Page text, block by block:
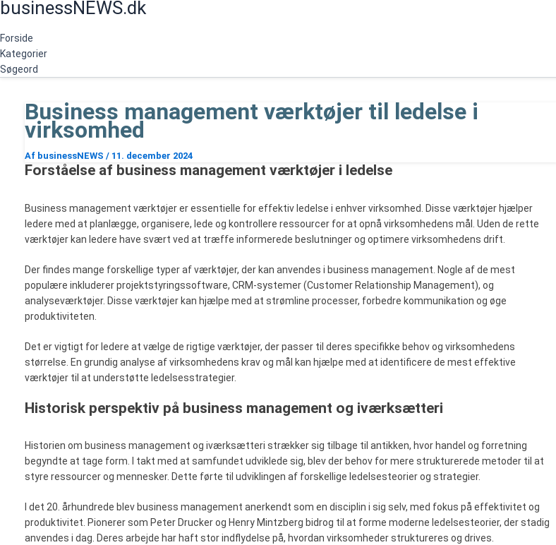
Gå
indholdet
businessNEWS.dk
Forside
Kategorier
Søgeord
Business management værktøjer til ledelse i
virksomhed
Af businessNEWS / 11. december 2024
Forståelse af business management værktøjer i ledelse
Business management værktøjer er essentielle for effektiv ledelse i enhver virksomhed. Disse værktøjer hjælper
ledere med at planlægge, organisere, lede og kontrollere ressourcer for at opnå virksomhedens mål. Uden de rette
værktøjer kan ledere have svært ved at træffe informerede beslutninger og optimere virksomhedens drift.
Der findes mange forskellige typer af værktøjer, der kan anvendes i business management. Nogle af de mest
populære inkluderer projektstyringssoftware, CRM-systemer (Customer Relationship Management), og
analyseværktøjer. Disse værktøjer kan hjælpe med at strømline processer, forbedre kommunikation og øge
produktiviteten.
Det er vigtigt for ledere at vælge de rigtige værktøjer, der passer til deres specifikke behov og virksomhedens
størrelse. En grundig analyse af virksomhedens krav og mål kan hjælpe med at identificere de mest effektive
værktøjer til at understøtte ledelsesstrategier.
Historisk perspektiv på business management og iværksætteri
Historien om business management og iværksætteri strækker sig tilbage til antikken, hvor handel og forretning
begyndte at tage form. I takt med at samfundet udviklede sig, blev der behov for mere strukturerede metoder til at
styre ressourcer og mennesker. Dette førte til udviklingen af forskellige ledelsesteorier og strategier.
I det 20. århundrede blev business management anerkendt som en disciplin i sig selv, med fokus på effektivitet og
produktivitet. Pionerer som Peter Drucker og Henry Mintzberg bidrog til at forme moderne ledelsesteorier, der stadig
anvendes i dag. Deres arbejde har haft stor indflydelse på, hvordan virksomheder struktureres og drives.